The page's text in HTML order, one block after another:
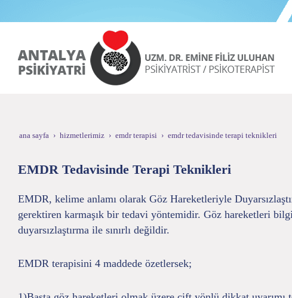
ana sayfa hizmetlerimiz emdr terapisi emdr tedavisinde terapi teknikleri
EMDR Tedavisinde Terapi Teknikleri
EMDR, kelime anlamı olarak Göz Hareketleriyle
gerektiren karmaşık bir tedavi yöntemidir. Göz hareketleri
duyarsızlaştırma ile sınırlı değildir.
EMDR terapisini 4 maddede özetlersek;